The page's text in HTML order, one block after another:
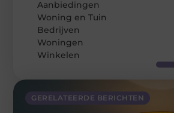
GERELATEERDE BERICHTEN
Aanbiedingen
Woning en Tuin
Bedrijven
Woningen
Winkelen